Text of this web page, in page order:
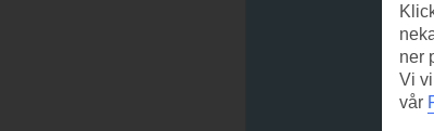
ner
Vi
vår